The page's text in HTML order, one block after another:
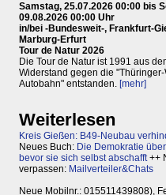
Samstag, 25.07.2026 00:00 bis
09.08.2026 00:00 Uhr
in/bei -Bundesweit-, Frankfurt-
Marburg-Erfurt
Tour de Natur 2026
Die Tour de Natur ist 1991 aus
Widerstand gegen die
Autobahn" entstanden. [mehr]
Weiterlesen
Kreis Gießen: B49-Neubau
Neues Buch: Die Demokratie
bevor sie sich selbst abschafft++
verpassen: Mailverteiler&Chats
Neue Mobilnr.: 015511439808),